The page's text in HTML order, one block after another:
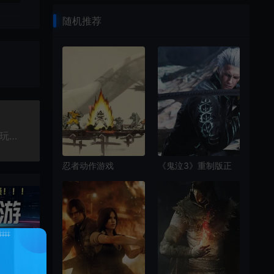
索尼谈《星鸣特攻》这游戏不错 但未能得到足够多玩家认可
随机推荐
忍者动作游戏
击》Steam页面上线
《鬼泣3》重制版正